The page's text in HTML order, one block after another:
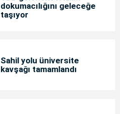
dokumacılığını geleceğe
taşıyor
Sahil yolu üniversite
kavşağı tamamlandı